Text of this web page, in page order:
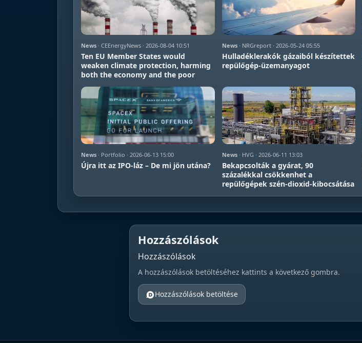
News · CEEnergyNews · 2026-08-04 10:51
Ten EU Member States would
weaken climate protection, harming
both the economy and the poor
News· NRGreport · 2026-05-24 05:55
Hulladéklerakók gázaiból készítettek
repülőgép-üzemanyagot
News · Portfolio · 2026-06-13 15:00
Újra itt az IPO-láz – De mi jön utána?
News· HVG · 2026-06-11 13:03
Bekapcsolták a gyárat, 90
százalékkal csökkenhet a
repülőgépek szén-dioxid-kibocsátása
Hozzászólások
Hozzászólások
A hozzászólások betöltéséhez kattints a következő gombra.
Hozzászólások betöltése